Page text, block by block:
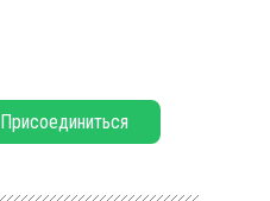
Присоединиться